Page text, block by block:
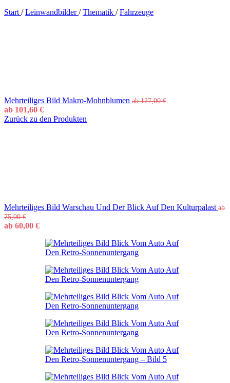
Start / Leinwandbilder/ Thematik / Fahrzeuge
Mehrteiliges Bild Makro-Mohnblumen ab127,00€
ab 101,60 €
Zurück zu den Produkten
Mehrteiliges Bild Warschau Und Der Blick Auf Den Kulturpalast ab
75,00€
ab 60,00 €